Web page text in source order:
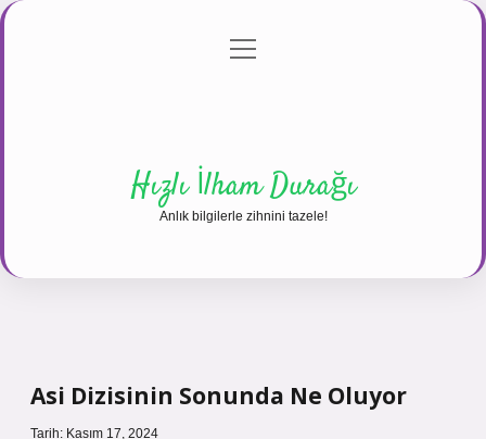
Gizlilik Politikası
menüyü
Hızlı İlham Durağı
Anlık bilgilerle zihnini tazele!
Asi Dizisinin Sonunda Ne Oluyor
Tarih: Kasım 17, 2024